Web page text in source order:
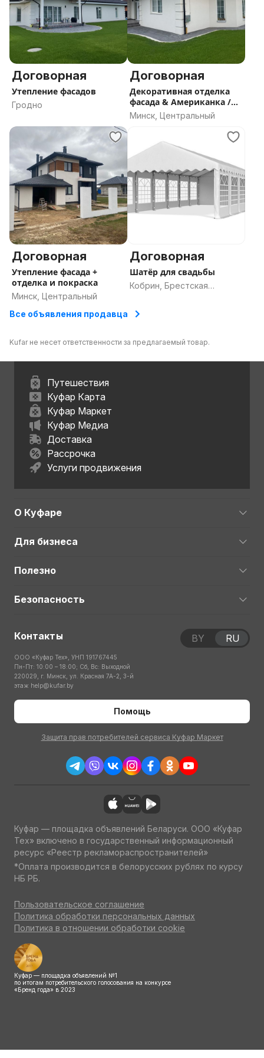
Договорная
Утепление фасадов
Гродно
Договорная
Декоративная отделка
фасада & Американка /
Корник
Минск, Центральный
Договорная
Утепление фасада +
отделка и покраска
Минск, Центральный
Договорная
Шатёр для свадьбы
Кобрин, Брестская
Все объявления продавца
Kufar не несет ответственности за предлагаемый товар.
Путешествия
Куфар Карта
Куфар Маркет
Куфар Медиа
Доставка
Рассрочка
Услуги продвижения
О Куфаре
Для бизнеса
Полезно
Безопасность
Контакты
ООО «Куфар Тех», УНП 191767445
Пн-Пт: 10:00 – 18:00; Сб, Вс: Выходной
220029, г. Минск, ул. Красная 7А-2, 3-й
этаж help@kufar.by
Помощь
Защита прав потребителей сервиса Куфар Маркет
BY RU
Куфар — площадка объявлений Беларуси. ООО «Куфар
Тех» включено в государственный информационный
ресурс «Реестр рекламораспространителей»
*Оплата производится в белорусских рублях по курсу
НБ РБ.
Пользовательское соглашение
Политика обработки персональных данных
Политика в отношении обработки cookie
Куфар — площадка объявлений №1
по итогам потребительского голосования на конкурсе
«Бренд года» в 2023